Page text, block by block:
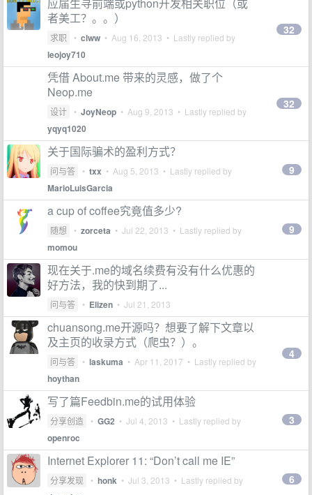
者美工？。。）
求职 • clww • Aug 16, 2013 • Lastly replied by
leojoy710
32
凭借 About.me 带来的灵感，做了个
Neop.me
设计 • JoyNeop • Aug 9, 2013 • Lastly replied by
yqyq1020
32
关于国际骗术的盈利方式？
问与答 • txx • Aug 5, 2013 • Lastly replied by
MarioLuisGarcia
9
a cup of coffee究竟值多少?
随想 • zorceta • Jul 22, 2013 • Lastly replied by
momou
9
现在关于.me的域名续费有没有什么优惠的
好方法，我的快到期了...
问与答 • Elizen • Jul 21, 2013
chuansong.me开源吗？想要了解下文章以
及主页的收录方式（爬虫？）。
问与答 • laskuma • Apr 11, 2017 • Lastly replied by
hoythan
4
写了篇Feedbin.me的试用体验
分享创造 • GG2 • Jul 4, 2013 • Lastly replied by
openroc
3
Internet Explorer 11: “Don’t call me IE”
分享发现 • honk • Jul 3, 2013 • Lastly replied by 6